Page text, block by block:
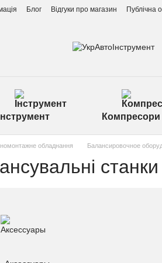
Блог Відгуки про магазин Публічна
Інструмент Компресори
обладнання Балансировочное